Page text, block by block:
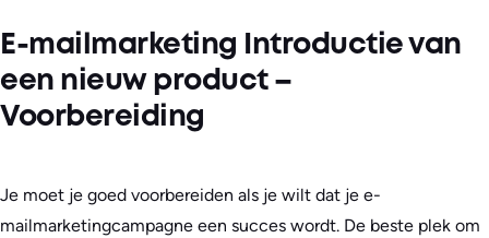
E-mailmarketing Introductie van
een nieuw product –
Voorbereiding
Je moet je goed voorbereiden als je wilt dat je e-
mailmarketingcampagne een succes wordt. De beste plek om